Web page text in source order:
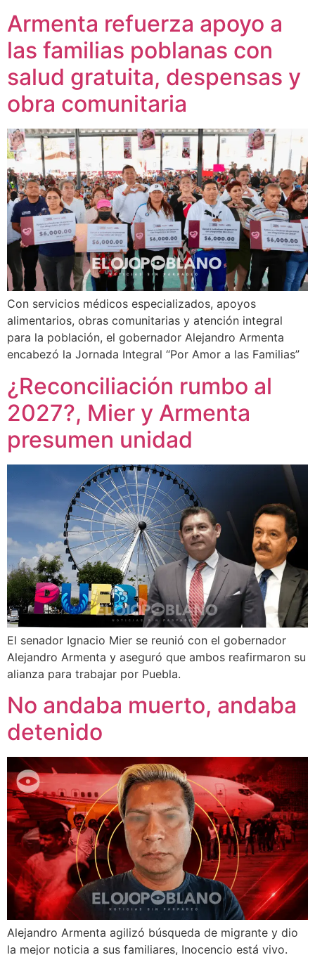
Armenta refuerza apoyo a
las familias poblanas con
salud gratuita, despensas y
obra comunitaria
Con servicios médicos especializados, apoyos
alimentarios, obras comunitarias y atención integral
para la población, el gobernador Alejandro Armenta
encabezó la Jornada Integral “Por Amor a las Familias”
¿Reconciliación rumbo al
2027?, Mier y Armenta
presumen unidad
El senador Ignacio Mier se reunió con el gobernador
Alejandro Armenta y aseguró que ambos reafirmaron su
alianza para trabajar por Puebla.
No andaba muerto, andaba
detenido
Alejandro Armenta agilizó búsqueda de migrante y dio
la mejor noticia a sus familiares, Inocencio está vivo.